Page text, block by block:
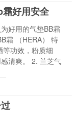
好用安全
好用的气垫BB霜
霜 （HERA） 特
等功效，粉质细
清爽。 2. 兰芝气